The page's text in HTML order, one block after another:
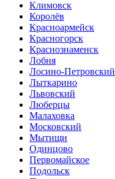
Климовск
Королёв
Красноармейск
Красногорск
Краснознаменск
Лобня
Лосино-Петровский
Лыткарино
Львовский
Люберцы
Малаховка
Московский
Мытищи
Одинцово
Первомайское
Подольск